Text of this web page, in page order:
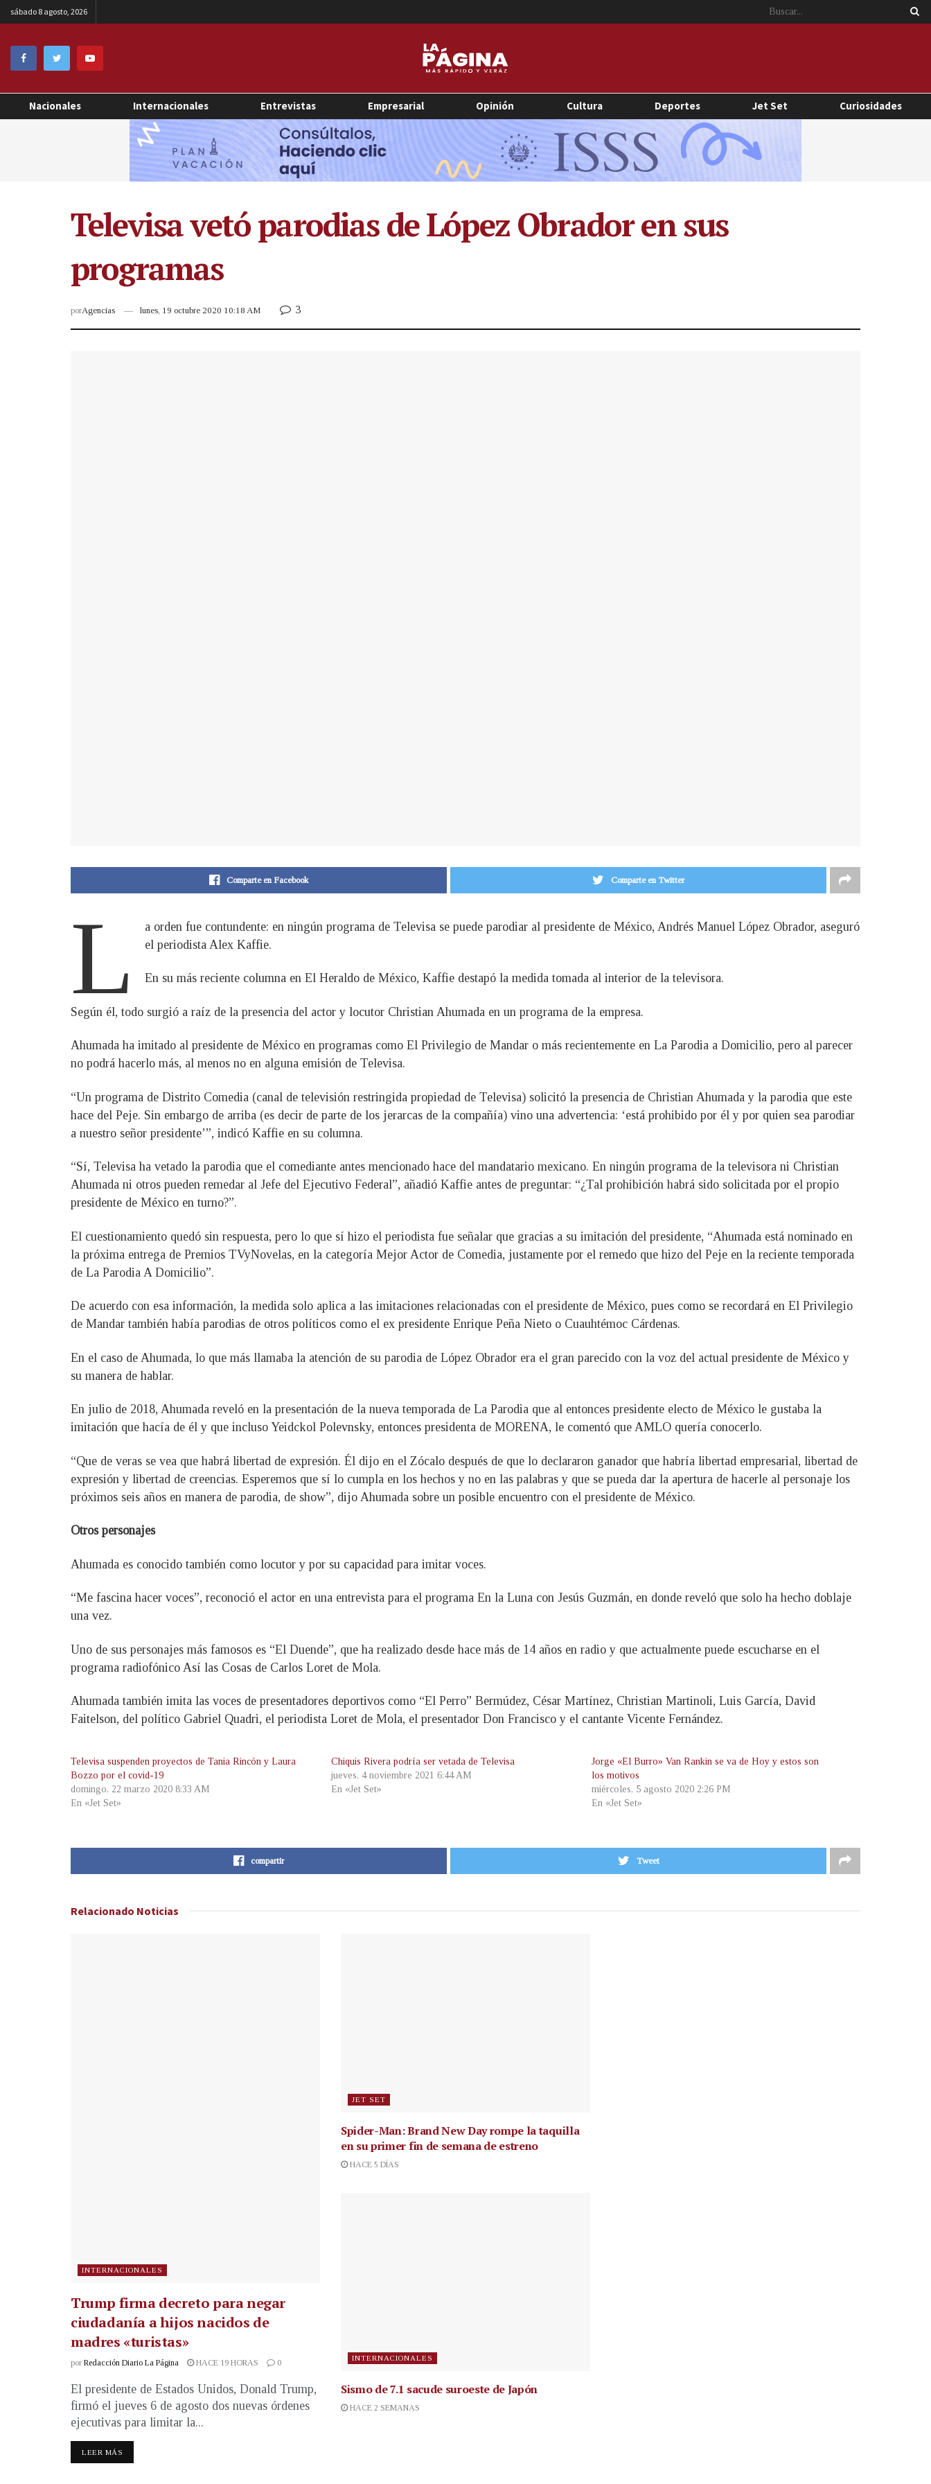
sábado 8 agosto, 2026
Nacionales Internacionales Entrevistas Empresarial Opinión Cultura Deportes Jet Set Curiosidades
Televisa vetó parodias de López Obrador en sus
programas
porAgencias lunes, 19 octubre 2020 10:18 AM 3
Comparte en Facebook Comparte en Twitter
L
a orden fue contundente: en ningún programa de Televisa se puede parodiar al presidente de México, Andrés Manuel López Obrador, aseguró
el periodista Alex Kaffie.
En su más reciente columna en El Heraldo de México, Kaffie destapó la medida tomada al interior de la televisora.
Según él, todo surgió a raíz de la presencia del actor y locutor Christian Ahumada en un programa de la empresa.
Ahumada ha imitado al presidente de México en programas como El Privilegio de Mandar o más recientemente en La Parodia a Domicilio, pero al parecer
no podrá hacerlo más, al menos no en alguna emisión de Televisa.
“Un programa de Distrito Comedia (canal de televisión restringida propiedad de Televisa) solicitó la presencia de Christian Ahumada y la parodia que este
hace del Peje. Sin embargo de arriba (es decir de parte de los jerarcas de la compañía) vino una advertencia: ‘está prohibido por él y por quien sea parodiar
a nuestro señor presidente’”, indicó Kaffie en su columna.
“Sí, Televisa ha vetado la parodia que el comediante antes mencionado hace del mandatario mexicano. En ningún programa de la televisora ni Christian
Ahumada ni otros pueden remedar al Jefe del Ejecutivo Federal”, añadió Kaffie antes de preguntar: “¿Tal prohibición habrá sido solicitada por el propio
presidente de México en turno?”.
El cuestionamiento quedó sin respuesta, pero lo que sí hizo el periodista fue señalar que gracias a su imitación del presidente, “Ahumada está nominado en
la próxima entrega de Premios TVyNovelas, en la categoría Mejor Actor de Comedia, justamente por el remedo que hizo del Peje en la reciente temporada
de La Parodia A Domicilio”.
De acuerdo con esa información, la medida solo aplica a las imitaciones relacionadas con el presidente de México, pues como se recordará en El Privilegio
de Mandar también había parodias de otros políticos como el ex presidente Enrique Peña Nieto o Cuauhtémoc Cárdenas.
En el caso de Ahumada, lo que más llamaba la atención de su parodia de López Obrador era el gran parecido con la voz del actual presidente de México y
su manera de hablar.
En julio de 2018, Ahumada reveló en la presentación de la nueva temporada de La Parodia que al entonces presidente electo de México le gustaba la
imitación que hacía de él y que incluso Yeidckol Polevnsky, entonces presidenta de MORENA, le comentó que AMLO quería conocerlo.
“Que de veras se vea que habrá libertad de expresión. Él dijo en el Zócalo después de que lo declararon ganador que habría libertad empresarial, libertad de
expresión y libertad de creencias. Esperemos que sí lo cumpla en los hechos y no en las palabras y que se pueda dar la apertura de hacerle al personaje los
próximos seis años en manera de parodia, de show”, dijo Ahumada sobre un posible encuentro con el presidente de México.
Otros personajes
Ahumada es conocido también como locutor y por su capacidad para imitar voces.
“Me fascina hacer voces”, reconoció el actor en una entrevista para el programa En la Luna con Jesús Guzmán, en donde reveló que solo ha hecho doblaje
una vez.
Uno de sus personajes más famosos es “El Duende”, que ha realizado desde hace más de 14 años en radio y que actualmente puede escucharse en el
programa radiofónico Así las Cosas de Carlos Loret de Mola.
Ahumada también imita las voces de presentadores deportivos como “El Perro” Bermúdez, César Martínez, Christian Martinoli, Luis García, David
Faitelson, del político Gabriel Quadri, el periodista Loret de Mola, el presentador Don Francisco y el cantante Vicente Fernández.
Televisa suspenden proyectos de Tania Rincón y Laura
Bozzo por el covid-19
domingo, 22 marzo 2020 8:33 AM
En «Jet Set»
Chiquis Rivera podría ser vetada de Televisa
jueves, 4 noviembre 2021 6:44 AM
En «Jet Set»
Jorge «El Burro» Van Rankin se va de Hoy y estos son
los motivos
miércoles, 5 agosto 2020 2:26 PM
En «Jet Set»
compartir Tweet
Relacionado Noticias
INTERNACIONALES
Trump firma decreto para negar
ciudadanía a hijos nacidos de
madres «turistas»
por Redacción Diario La Página HACE 19 HORAS 0
El presidente de Estados Unidos, Donald Trump,
firmó el jueves 6 de agosto dos nuevas órdenes
ejecutivas para limitar la...
LEER MÁS
JET SET
Spider-Man: Brand New Day rompe la taquilla
en su primer fin de semana de estreno
HACE 5 DÍAS
INTERNACIONALES
Sismo de 7.1 sacude suroeste de Japón
HACE 2 SEMANAS